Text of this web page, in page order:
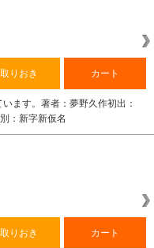
取りおき カート
ます。著者：夢野久作初出：
：新字新仮名
取りおき カート